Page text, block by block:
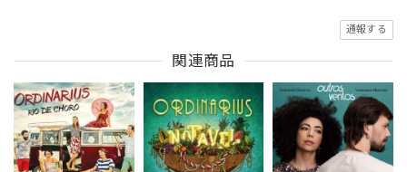
通報する
関連商品